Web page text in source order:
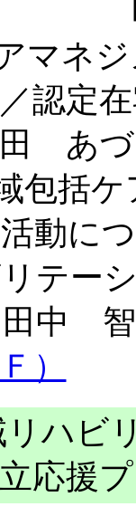
峠
マネ
認定
田 あ
包括
動に
テー
田中
）
ハビ
応援